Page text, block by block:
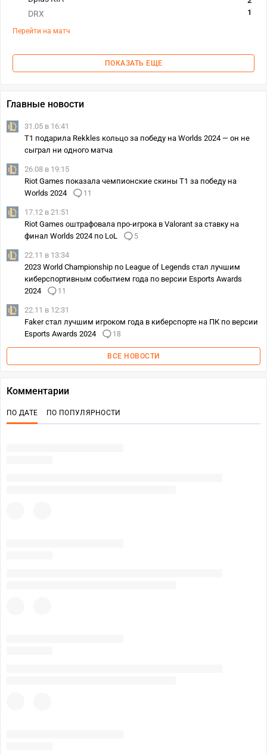
DRX
1
Перейти на матч
ПОКАЗАТЬ ЕЩЕ
Главные новости
31.05 в 16:41
T1 подарила Rekkles кольцо за победу на Worlds 2024 — он не
сыграл ни одного матча
26.08 в 19:15
Riot Games показала чемпионские скины T1 за победу на
Worlds 2024
11
17.12 в 21:51
Riot Games оштрафовала про-игрока в Valorant за ставку на
финал Worlds 2024 по LoL
5
22.11 в 13:34
2023 World Championship по League of Legends стал лучшим
киберспортивным событием года по версии Esports Awards
2024
11
22.11 в 12:31
Faker стал лучшим игроком года в киберспорте на ПК по версии
Esports Awards 2024
18
ВСЕ НОВОСТИ
Комментарии
ПО ДАТЕ ПО ПОПУЛЯРНОСТИ